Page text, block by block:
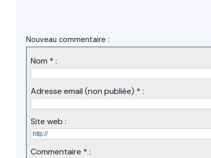
Nouveau commentaire :
Nom * :
Adresse email (non publiée) * :
Site web :
Commentaire * :